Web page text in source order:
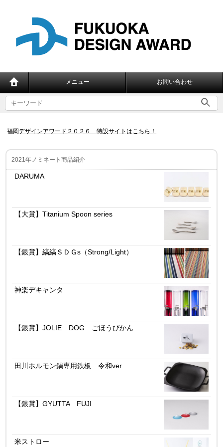
メニュー お問い合わせ
福岡デザインアワード２０２６ 特設サイトはこちら！
2021年ノミネート商品紹介
DARUMA
【大賞】Titanium Spoon series
【銀賞】縞縞ＳＤＧs（Strong/Light）
神楽デキャンタ
【銀賞】JOLIE DOG ごほうびかん
田川ホルモン鍋専用鉄板 令和ver
【銀賞】GYUTTA FUJI
米ストロー